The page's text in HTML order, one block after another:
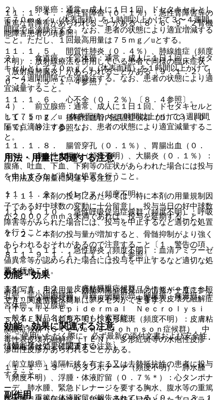
１１．１．４． 急性腎障害（０．１％）：急性腎障害等の
重篤な腎障害があらわれることがある〔８．６、９．２腎機
能障害患者の項参照〕。
１１．１．５． 間質性肺炎（０．４％）、肺線維症（頻度
不明）：放射線療法を併用している患者で同様の臨床症状
（放射線肺臓炎）があらわれることがある〔９．１．２、１
０．２、１５．１．４参照〕。
１１．１．６． 心不全（０．２％）〔８．４参照〕。
１１．１．７． 播種性血管内凝固症候群（ＤＩＣ）（０．
１％）〔８．７参照〕。
１１．１．８． 腸管穿孔（０．１％）、胃腸出血（０．
６％）、虚血性大腸炎（頻度不明）、大腸炎（０．１％）：
腹痛、吐血、下血、下痢等の症状があらわれた場合には投与
を中止するなど適切な処置を行うこと。
１１．１．９． イレウス（頻度不明）。
１１．１．１０． 急性呼吸促迫症候群（頻度不明）：呼吸
障害等がみられた場合には、投与を中止するなど適切な処置
を行うこと。
１１．１．１１． 急性膵炎（頻度不明）：血清アミラーゼ
値異常等が認められた場合には投与を中止するなど適切な処
置を行うこと。
１１．１．１２． 皮膚粘膜眼症候群（Ｓｔｅｖｅｎｓ−Ｊ
ｏｈｎｓｏｎ症候群）（頻度不明）、中毒性表皮壊死融解症
（Ｔｏｘｉｃ Ｅｐｉｄｅｒｍａｌ Ｎｅｃｒｏｌｙｓｉ
ｓ：ＴＥＮ）（頻度不明）、多形紅斑（頻度不明）：皮膚粘
膜眼症候群（Ｓｔｅｖｅｎｓ−Ｊｏｈｎｓｏｎ症候群）、中
毒性表皮壊死融解症（ＴＥＮ）、多形紅斑等の水疱性皮疹・
滲出性皮疹があらわれることがある。
１１．１．１３． 心タンポナーデ（頻度不明）、肺水腫
（頻度不明）、浮腫・体液貯留（０．７％＊）：心タンポナ
ーデ、肺水腫、緊急ドレナージを要する胸水、腹水等の重篤
な浮腫・重篤な体液貯留が報告されている〔９．１．３、１
２）． 卵巣癌：通常、成人に１日１回、ドセタキセルとし
て７０ｍｇ／u（体表面積）を１時間以上かけて３〜４週間
間隔で点滴静注する。なお、患者の状態により適宜増減する
こと。ただし、１回最高用量は７５ｍｇ／uとする。
３）． 食道癌、子宮体癌：通常、成人に１日１回、ドセタ
キセルとして７０ｍｇ／u（体表面積）を１時間以上かけて
３〜４週間間隔で点滴静注する。なお、患者の状態により適
宜減量すること。
４）． 前立腺癌：通常、成人に１日１回、ドセタキセルと
して７５ｍｇ／u（体表面積）を１時間以上かけて３週間間
隔で点滴静注する。なお、患者の状態により適宜減量するこ
と。
用法・用量に関連する注意
（用法及び用量に関連する注意）
７．１． 本剤の投与にあたっては、特に本剤の用量規制因
子である好中球数の変動に十分留意し、投与当日の好中球数
が２０００／ｍｍ３未満であれば、投与を延期すること。
７．２． 本剤の投与量が増加すると、骨髄抑制がより強く
あらわれるおそれがあるので注意すること〔１．警告の項、
８．１、９．１．１、１１．１．１参照〕。
効能・効果
乳癌、非小細胞肺癌、胃癌、頭頸部癌、卵巣癌、食道癌、子
宮体癌、前立腺癌。
効能・効果に関連する注意
（効能又は効果に関連する注意）
〈前立腺癌〉遠隔転移を有する又は去勢抵抗性の患者に投与
すること。
副作用
薬剤情報
薬剤写真、用法用量、効能効果や後発品の情報が一度に参照
でき、関連情報へ簡単にアクセスができます。
一般名、製品名どちらでも検索可能！
※ ご使用いただく際に、必ず最新の添付文書および安全性
情報も併せてご確認下さい。